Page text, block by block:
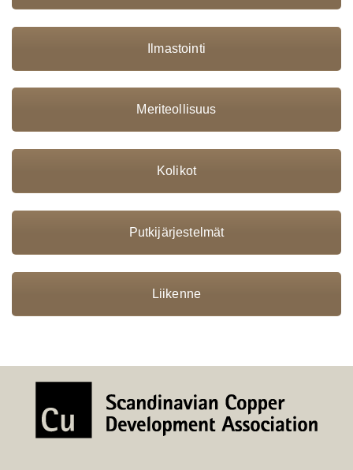
Ilmastointi
Meriteollisuus
Kolikot
Putkijärjestelmät
Liikenne